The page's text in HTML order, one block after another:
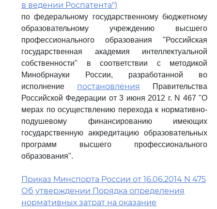
в ведении Роспатента")
по федеральному государственному бюджетному
образовательному учреждению высшего
профессионального образования "Российская
государственная академия интеллектуальной
собственности" в соответствии с методикой
Минобрнауки России, разработанной во
исполнение постановления
Правительства
Российской Федерации от 3 июня 2012 г. N 467 "О
мерах по осуществлению перехода к нормативно-
подушевому финансированию имеющих
государственную аккредитацию образовательных
программ высшего профессионального
образования".
Приказ Минспорта России от 16.06.2014 N 475
Об утверждении Порядка определения
нормативных затрат на оказание